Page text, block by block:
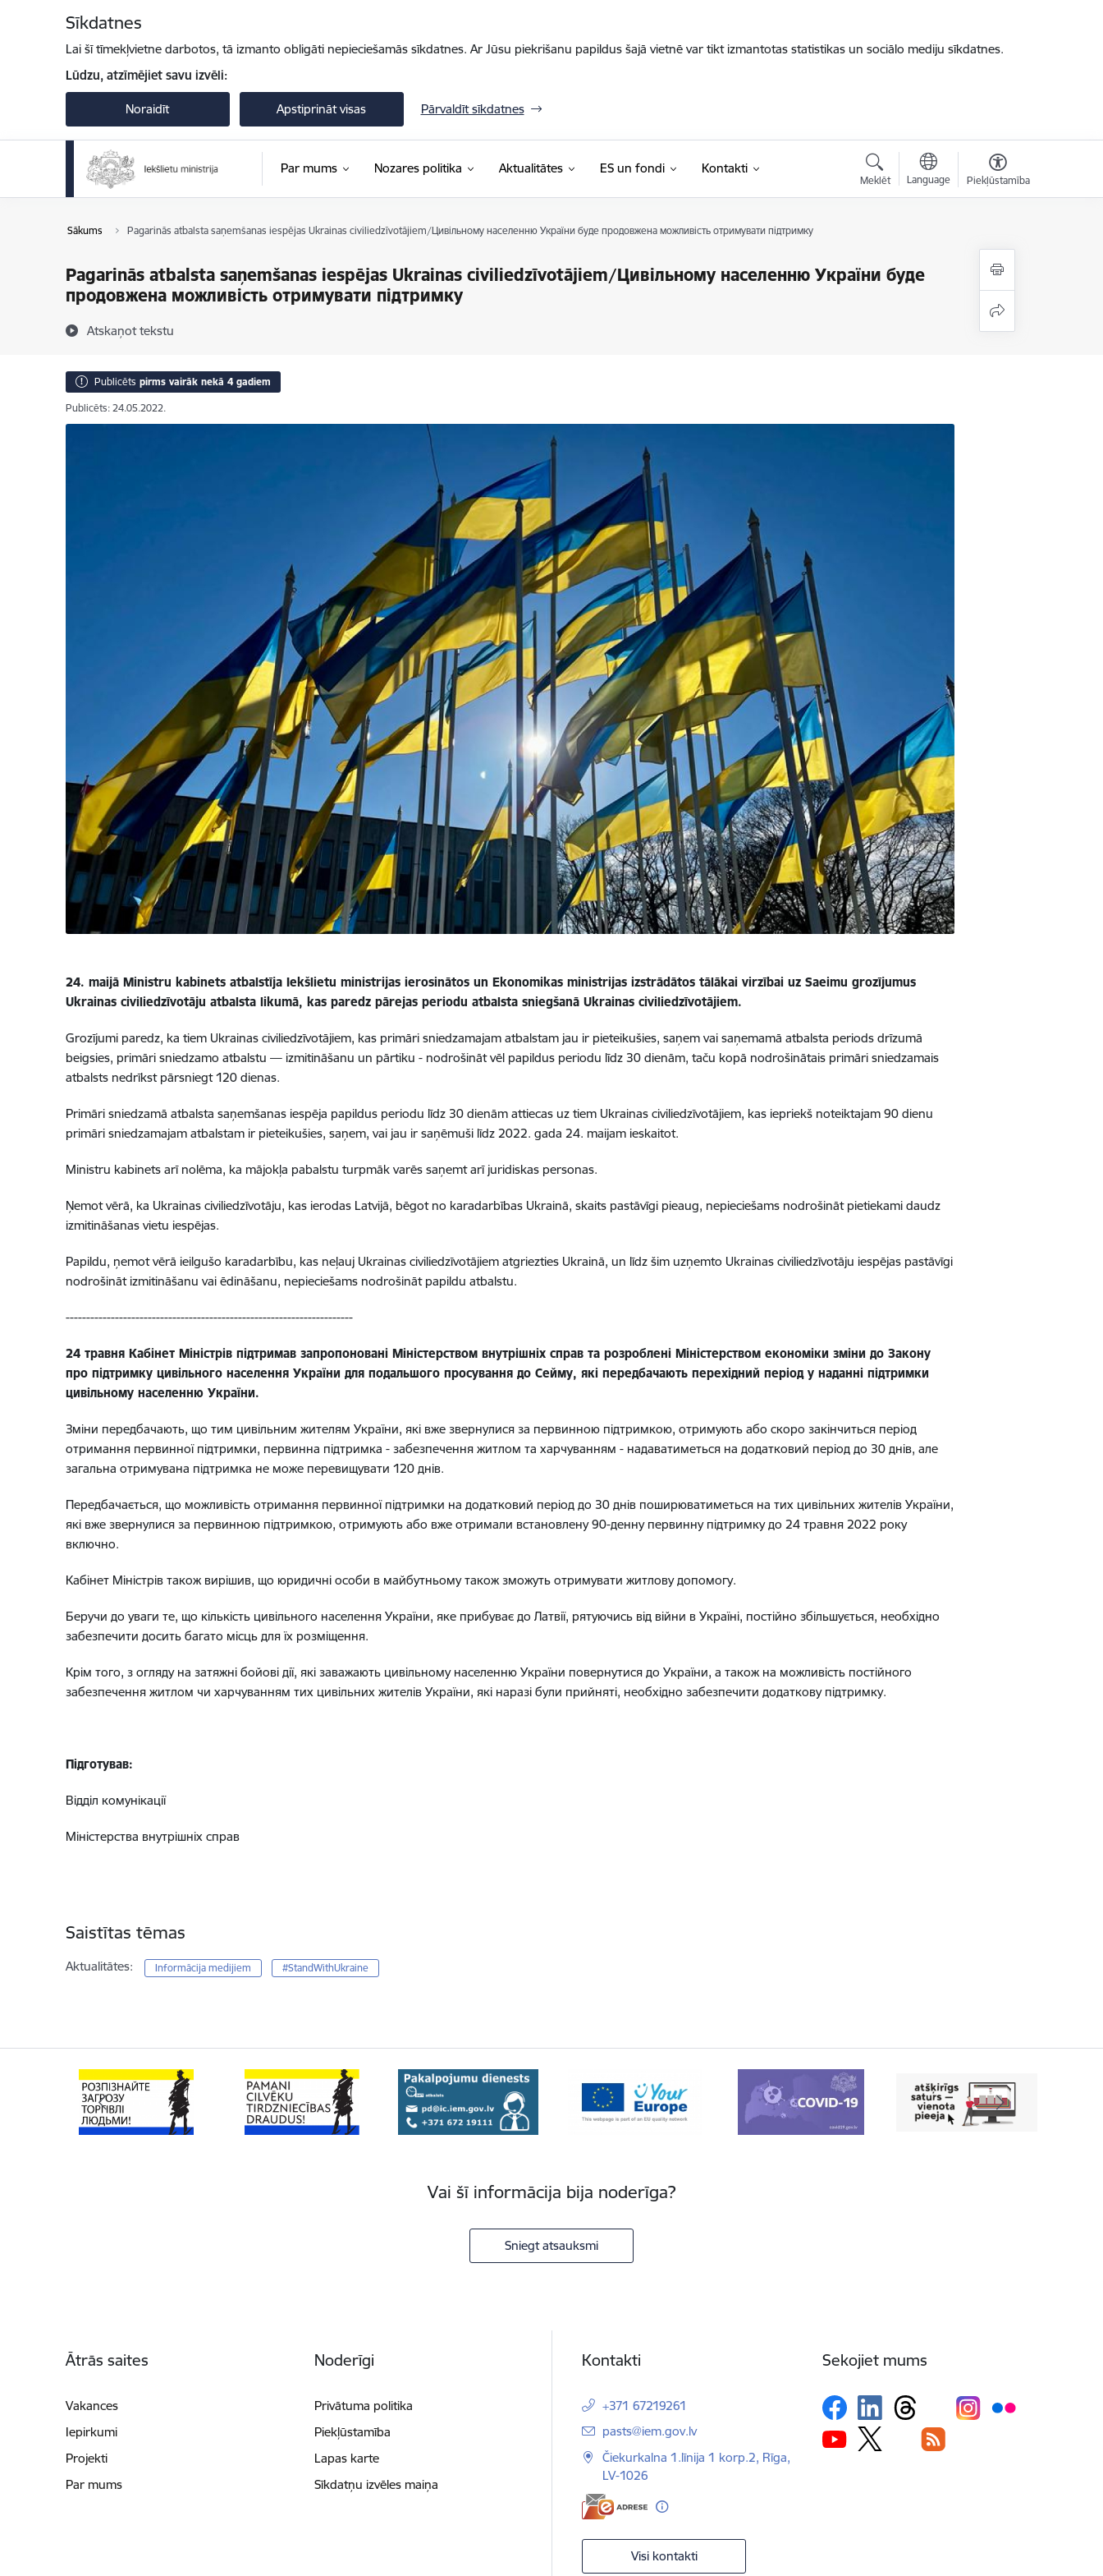
Sīkdatnes
Lai šī tīmekļvietne darbotos, tā izmanto obligāti nepieciešamās sīkdatnes. Ar Jūsu piekrišanu papildus šajā vietnē var tikt izmantotas statistikas un sociālo mediju sīkdatnes.
Lūdzu, atzīmējiet savu izvēli:
Noraidīt Apstiprināt visas Pārvaldīt sīkdatnes
Par mums Nozares politika Aktualitātes ES un fondi Kontakti
Meklēt Language Piekļūstamība
Sākums Pagarinās atbalsta saņemšanas iespējas Ukrainas civiliedzīvotājiem/Цивільному населенню України буде продовжена можливість отримувати підтримку
Pagarinās atbalsta saņemšanas iespējas Ukrainas civiliedzīvotājiem/Цивільному населенню України буде
продовжена можливість отримувати підтримку
Atskaņot tekstu
Publicēts pirms vairāk nekā 4 gadiem
Publicēts: 24.05.2022.
24. maijā Ministru kabinets atbalstīja Iekšlietu ministrijas ierosinātos un Ekonomikas ministrijas izstrādātos tālākai virzībai uz Saeimu grozījumus
Ukrainas civiliedzīvotāju atbalsta likumā, kas paredz pārejas periodu atbalsta sniegšanā Ukrainas civiliedzīvotājiem.
Grozījumi paredz, ka tiem Ukrainas civiliedzīvotājiem, kas primāri sniedzamajam atbalstam jau ir pieteikušies, saņem vai saņemamā atbalsta periods drīzumā
beigsies, primāri sniedzamo atbalstu — izmitināšanu un pārtiku - nodrošināt vēl papildus periodu līdz 30 dienām, taču kopā nodrošinātais primāri sniedzamais
atbalsts nedrīkst pārsniegt 120 dienas.
Primāri sniedzamā atbalsta saņemšanas iespēja papildus periodu līdz 30 dienām attiecas uz tiem Ukrainas civiliedzīvotājiem, kas iepriekš noteiktajam 90 dienu
primāri sniedzamajam atbalstam ir pieteikušies, saņem, vai jau ir saņēmuši līdz 2022. gada 24. maijam ieskaitot.
Ministru kabinets arī nolēma, ka mājokļa pabalstu turpmāk varēs saņemt arī juridiskas personas.
Ņemot vērā, ka Ukrainas civiliedzīvotāju, kas ierodas Latvijā, bēgot no karadarbības Ukrainā, skaits pastāvīgi pieaug, nepieciešams nodrošināt pietiekami daudz
izmitināšanas vietu iespējas.
Papildu, ņemot vērā ieilgušo karadarbību, kas neļauj Ukrainas civiliedzīvotājiem atgriezties Ukrainā, un līdz šim uzņemto Ukrainas civiliedzīvotāju iespējas pastāvīgi
nodrošināt izmitināšanu vai ēdināšanu, nepieciešams nodrošināt papildu atbalstu.
----------------------------------------------------------------------
24 травня Кабінет Міністрів підтримав запропоновані Міністерством внутрішніх справ та розроблені Міністерством економіки зміни до Закону
про підтримку цивільного населення України для подальшого просування до Сейму, які передбачають перехідний період у наданні підтримки
цивільному населенню України.
Зміни передбачають, що тим цивільним жителям України, які вже звернулися за первинною підтримкою, отримують або скоро закінчиться період
отримання первинної підтримки, первинна підтримка - забезпечення житлом та харчуванням - надаватиметься на додатковий період до 30 днів, але
загальна отримувана підтримка не може перевищувати 120 днів.
Передбачається, що можливість отримання первинної підтримки на додатковий період до 30 днів поширюватиметься на тих цивільних жителів України,
які вже звернулися за первинною підтримкою, отримують або вже отримали встановлену 90-денну первинну підтримку до 24 травня 2022 року
включно.
Кабінет Міністрів також вирішив, що юридичні особи в майбутньому також зможуть отримувати житлову допомогу.
Беручи до уваги те, що кількість цивільного населення України, яке прибуває до Латвії, рятуючись від війни в Україні, постійно збільшується, необхідно
забезпечити досить багато місць для їх розміщення.
Крім того, з огляду на затяжні бойові дії, які заважають цивільному населенню України повернутися до України, а також на можливість постійного
забезпечення житлом чи харчуванням тих цивільних жителів України, які наразі були прийняті, необхідно забезпечити додаткову підтримку.
Підготував:
Відділ комунікації
Міністерства внутрішніх справ
Saistītas tēmas
Aktualitātes: Informācija medijiem #StandWithUkraine
Vai šī informācija bija noderīga?
Sniegt atsauksmi
Ātrās saites
Vakances
Iepirkumi
Projekti
Par mums
Noderīgi
Privātuma politika
Piekļūstamība
Lapas karte
Sīkdatņu izvēles maiņa
Kontakti
+371 67219261
E-pasts:
pasts@iem.gov.lv
Čiekurkalna 1.līnija 1 korp.2, Rīga,
LV-1026
Visi kontakti
Sekojiet mums